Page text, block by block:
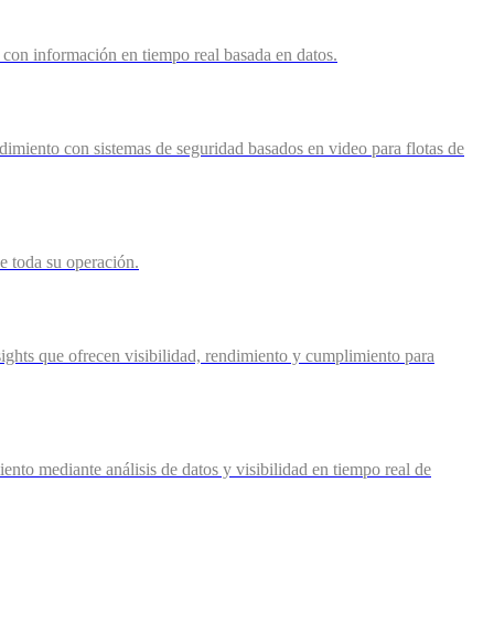
información en tiempo real basada en datos.
con sistemas de seguridad basados en video para flotas de
toda su operación.
que ofrecen visibilidad, rendimiento y cumplimiento para
mediante análisis de datos y visibilidad en tiempo real de